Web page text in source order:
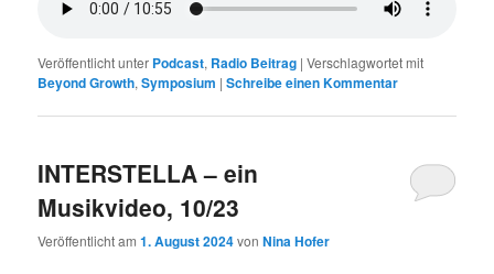
Veröffentlicht unter Podcast, Radio Beitrag |Verschlagwortet mit
Beyond Growth,Symposium |Schreibe einen Kommentar
INTERSTELLA – ein
Musikvideo, 10/23
Veröffentlicht am1. August 2024vonNina Hofer